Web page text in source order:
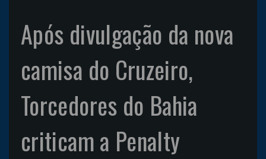
Após divulgação da nova
camisa do Cruzeiro,
Torcedores do Bahia
criticam a Penalty